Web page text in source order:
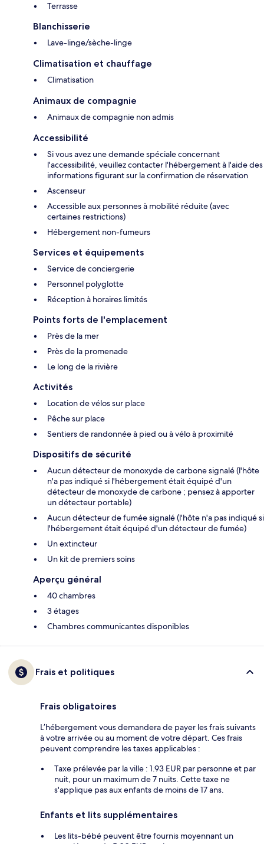
Terrasse
Blanchisserie
Lave-linge/sèche-linge
Climatisation et chauffage
Climatisation
Animaux de compagnie
Animaux de compagnie non admis
Accessibilité
Si vous avez une demande spéciale concernant
l'accessibilité, veuillez contacter l'hébergement à l'aide des
informations figurant sur la confirmation de réservation
Ascenseur
Accessible aux personnes à mobilité réduite (avec
certaines restrictions)
Hébergement non-fumeurs
Services et équipements
Service de conciergerie
Personnel polyglotte
Réception à horaires limités
Points forts de l'emplacement
Près de la mer
Près de la promenade
Le long de la rivière
Activités
Location de vélos sur place
Pêche sur place
Sentiers de randonnée à pied ou à vélo à proximité
Dispositifs de sécurité
Aucun détecteur de monoxyde de carbone signalé (l'hôte
n'a pas indiqué si l'hébergement était équipé d'un
détecteur de monoxyde de carbone ; pensez à apporter
un détecteur portable)
Aucun détecteur de fumée signalé (l'hôte n'a pas indiqué si
l'hébergement était équipé d'un détecteur de fumée)
Un extincteur
Un kit de premiers soins
Aperçu général
40 chambres
3 étages
Chambres communicantes disponibles
Frais et politiques
Frais obligatoires
L’hébergement vous demandera de payer les frais suivants
à votre arrivée ou au moment de votre départ. Ces frais
peuvent comprendre les taxes applicables :
Taxe prélevée par la ville : 1.93 EUR par personne et par
nuit, pour un maximum de 7 nuits. Cette taxe ne
s'applique pas aux enfants de moins de 17 ans.
Enfants et lits supplémentaires
Les lits-bébé peuvent être fournis moyennant un